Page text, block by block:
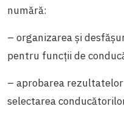
numără:
– organizarea și
pentru funcții de
– aprobarea
selectarea